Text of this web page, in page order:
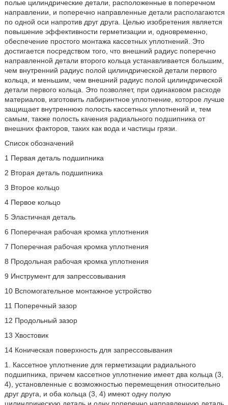
полые цилиндрические детали, расположенные в поперечном
направлении, и поперечно направленные детали располагаются
по одной оси напротив друг друга. Целью изобретения является
повышение эффективности герметизации и, одновременно,
обеспечение простого монтажа кассетных уплотнений. Это
достигается посредством того, что внешний радиус поперечно
направленной детали второго кольца устанавливается большим,
чем внутренний радиус полой цилиндрической детали первого
кольца, и меньшим, чем внешний радиус полой цилиндрической
детали первого кольца. Это позволяет, при одинаковом расходе
материалов, изготовить лабиринтное уплотнение, которое лучше
защищает внутреннюю полость кассетных уплотнений и, тем
самым, также полость качения радиального подшипника от
внешних факторов, таких как вода и частицы грязи.
Список обозначений
1 Первая деталь подшипника
2 Вторая деталь подшипника
3 Второе кольцо
4 Первое кольцо
5 Эластичная деталь
6 Поперечная рабочая кромка уплотнения
7 Поперечная рабочая кромка уплотнения
8 Продольная рабочая кромка уплотнения
9 Инструмент для запрессовывания
10 Вспомогательное монтажное устройство
11 Поперечный зазор
12 Продольный зазор
13 Хвостовик
14 Коническая поверхность для запрессовывания
1. Кассетное уплотнение для герметизации радиального
подшипника, причем кассетное уплотнение имеет два кольца (3,
4), установленные с возможностью перемещения относительно
друг друга, и оба кольца (3, 4) имеют одну полую
цилиндрическую деталь и одну поперечно направленную деталь,